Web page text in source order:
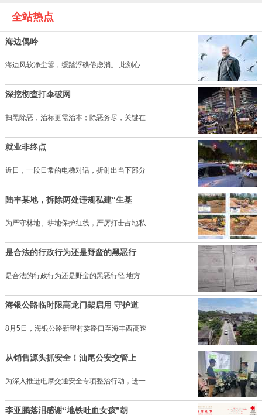
全站热点
海边偶吟
海边风软净尘嚣，缓踏浮礁俗虑消。 此刻心
深挖彻查打伞破网
扫黑除恶，治标更需治本；除恶务尽，关键在
就业非终点
近日，一段日常的电梯对话，折射出当下部分
陆丰某地，拆除两处违规私建“生基
为严守林地、耕地保护红线，严厉打击占地私
是合法的行政行为还是野蛮的黑恶行
是合法的行政行为还是野蛮的黑恶行径 地方
海银公路临时限高龙门架启用 守护道
8月5日，海银公路新望村委路口至海丰西高速
从销售源头抓安全！汕尾公安交管上
为深入推进电摩交通安全专项整治行动，进一
李亚鹏落泪感谢“地铁吐血女孩”胡